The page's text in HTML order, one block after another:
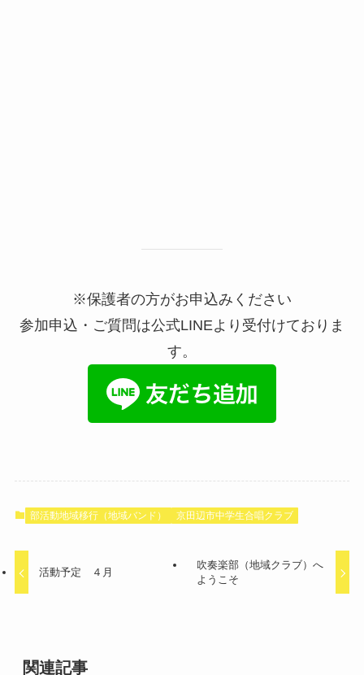
※保護者の方がお申込みください
参加申込・ご質問は公式LINEより受付けておりま
す。
部活動地域移行（地域バンド） 京田辺市中学生合唱クラブ
活動予定 ４月
吹奏楽部（地域クラブ）へ
ようこそ
関連記事